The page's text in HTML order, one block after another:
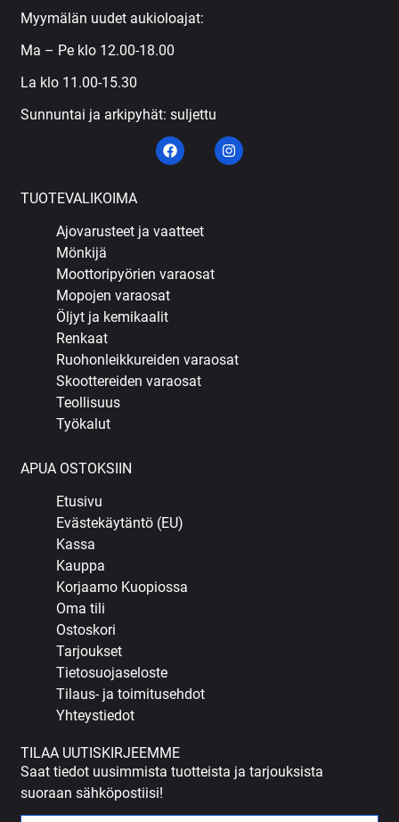
Myymälän uudet aukioloajat:
Ma – Pe klo 12.00-18.00
La klo 11.00-15.30
Sunnuntai ja arkipyhät: suljettu
TUOTEVALIKOIMA
Ajovarusteet ja vaatteet
Mönkijä
Moottoripyörien varaosat
Mopojen varaosat
Öljyt ja kemikaalit
Renkaat
Ruohonleikkureiden varaosat
Skoottereiden varaosat
Teollisuus
Työkalut
APUA OSTOKSIIN
Etusivu
Evästekäytäntö (EU)
Kassa
Kauppa
Korjaamo Kuopiossa
Oma tili
Ostoskori
Tarjoukset
Tietosuojaseloste
Tilaus- ja toimitusehdot
Yhteystiedot
TILAA UUTISKIRJEEMME
Saat tiedot uusimmista tuotteista ja tarjouksista
suoraan sähköpostiisi!